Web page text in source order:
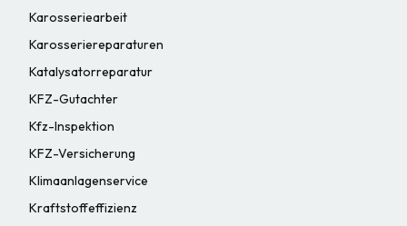
Karosseriearbeit
Karosseriereparaturen
Katalysatorreparatur
KFZ-Gutachter
Kfz-Inspektion
KFZ-Versicherung
Klimaanlagenservice
Kraftstoffeffizienz